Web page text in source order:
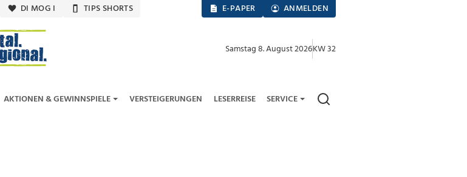
DI MOG I TIPS SHORTS E-PAPER ANMELDEN
Samstag 8. August 2026KW 32
AKTIONEN & GEWINNSPIELE VERSTEIGERUNGEN LESERREISE SERVICE